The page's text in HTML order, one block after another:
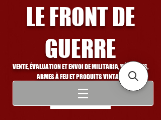
LE FRONT DE
GUERRE
VENTE, ÉVALUATION ET ENVOI DE MILITARIA, VÉHICULES,
ARMES À FEU ET PRODUITS VINTAGE
Se connecter